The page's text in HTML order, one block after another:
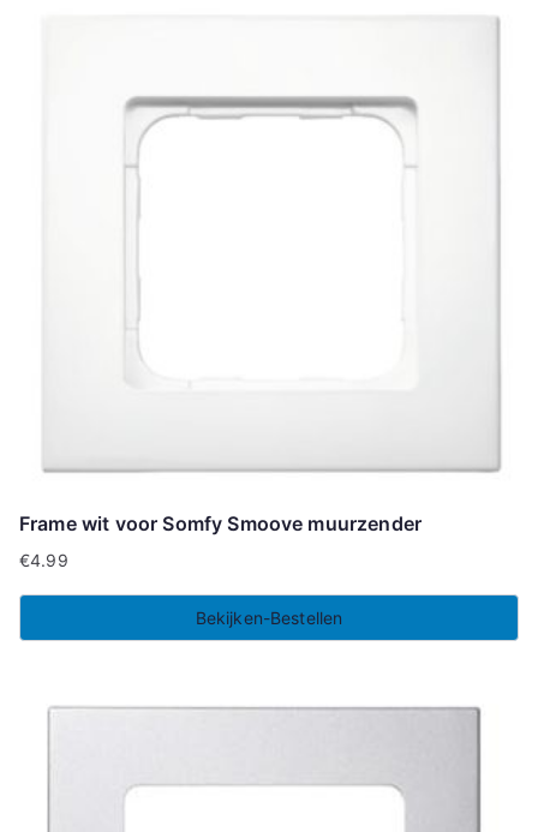
Frame wit voor Somfy Smoove muurzender
€4.99
Bekijken-Bestellen